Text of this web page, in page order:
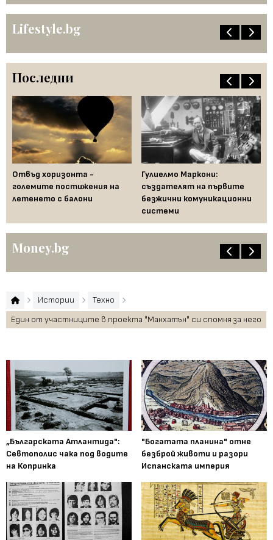
Lifestyle.bg
Последни
Отвъд хоризонта -
големите постижения на
летенето с балони
Гулиелмо Маркони:
създателят на първите
безжични комуникационни
системи
Money.bg
Истории
Техно
Един от участниците в проекта "Манхатън" си спомня за него
„Българската Атлантида":
Севтополис чака под водите
на Копринка
"Богатата планина" отне
безброй животи и разори
Испанската империя